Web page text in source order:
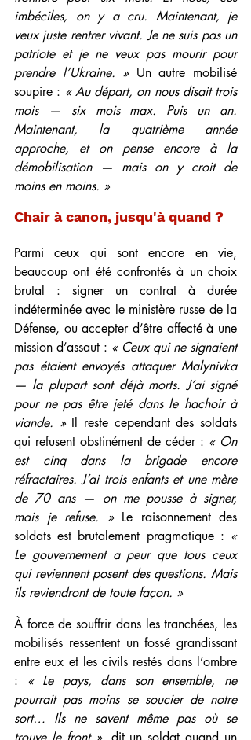
imbéciles, on y a cru. Maintenant, je
veux juste rentrer vivant. Je ne suis pas un
patriote et je ne veux pas mourir pour
prendre l’Ukraine. » Un autre mobilisé
soupire : « Au départ, on nous disait trois
mois — six mois max. Puis un an.
Maintenant, la quatrième année
approche, et on pense encore à la
démobilisation — mais on y croit de
moins en moins. »
Chair à canon, jusqu'à quand ?
Parmi ceux qui sont encore en vie,
beaucoup ont été confrontés à un choix
brutal : signer un contrat à durée
indéterminée avec le ministère russe de la
Défense, ou accepter d’être affecté à une
mission d’assaut : « Ceux qui ne signaient
pas étaient envoyés attaquer Malynivka
— la plupart sont déjà morts. J’ai signé
pour ne pas être jeté dans le hachoir à
viande. » Il reste cependant des soldats
qui refusent obstinément de céder : « On
est cinq dans la brigade encore
réfractaires. J’ai trois enfants et une mère
de 70 ans — on me pousse à signer,
mais je refuse. » Le raisonnement des
soldats est brutalement pragmatique : «
Le gouvernement a peur que tous ceux
qui reviennent posent des questions. Mais
ils reviendront de toute façon. »
À force de souffrir dans les tranchées, les
mobilisés ressentent un fossé grandissant
entre eux et les civils restés dans l’ombre
: « Le pays, dans son ensemble, ne
pourrait pas moins se soucier de notre
sort… Ils ne savent même pas où se